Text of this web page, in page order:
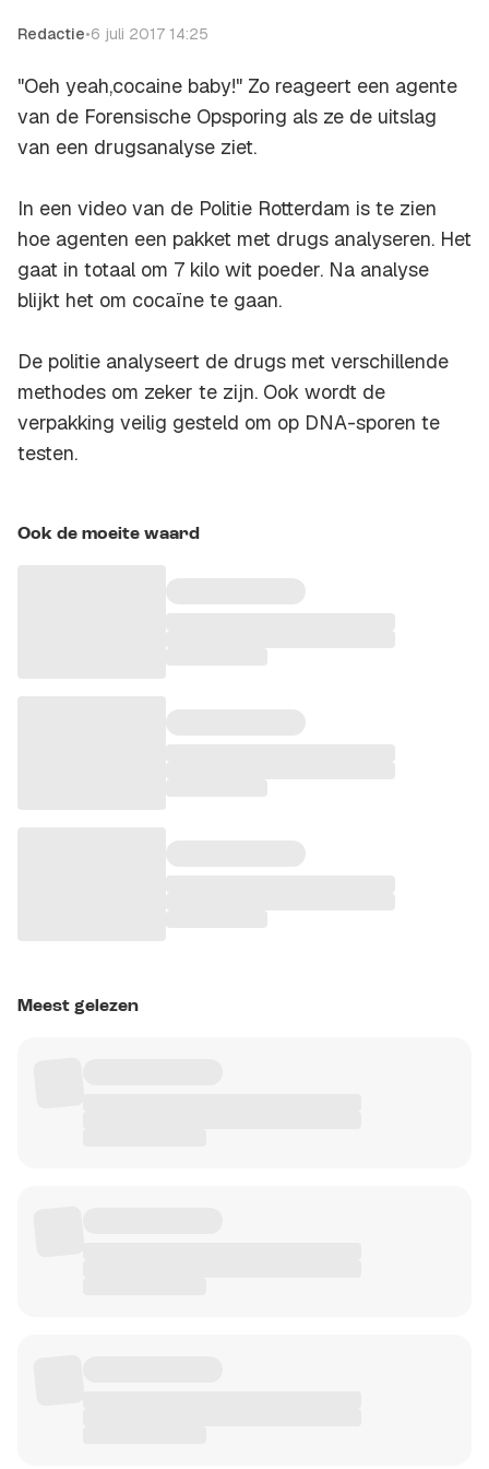
Redactie•6 juli 2017 14:25
"Oeh yeah,cocaine baby!" Zo reageert een agente
van de Forensische Opsporing als ze de uitslag
van een drugsanalyse ziet.
In een video van de Politie Rotterdam is te zien
hoe agenten een pakket met drugs analyseren. Het
gaat in totaal om 7 kilo wit poeder. Na analyse
blijkt het om cocaïne te gaan.
De politie analyseert de drugs met verschillende
methodes om zeker te zijn. Ook wordt de
verpakking veilig gesteld om op DNA-sporen te
testen.
Ook de moeite waard
Meest gelezen